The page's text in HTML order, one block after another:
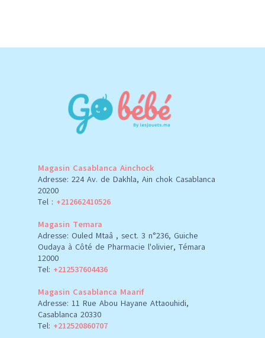
Magasin Casablanca Ainchock
Adresse: 224 Av. de Dakhla, Ain chok Casablanca
20200
Tel : +212662410526
Magasin Temara
Adresse: Ouled Mtaâ , sect. 3 n°236, Guiche
Oudaya à Côté de Pharmacie l'olivier, Témara
12000
Tel: +212537604436
Magasin Casablanca Maarif
Adresse: 11 Rue Abou Hayane Attaouhidi,
Casablanca 20330
Tel: +212520860707